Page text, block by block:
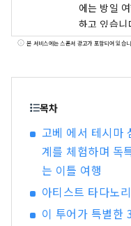
에는 방일
하고 있습
이 지역을
https://
행 프렌즈
국제 예술제
https://
본 서비스에는 스폰서 광고가 포함되어 있습
목차
고베 에서 테시마
계를 체험하며 독
는 이틀 여행
아티스트 타다노
이 투어가 특별한